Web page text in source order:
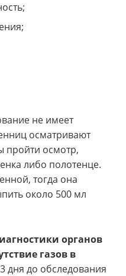
не имеет
осматривают
пройти осмотр,
либо полотенце.
тогда она
около 500 мл
органов
газов в
дня до обследования